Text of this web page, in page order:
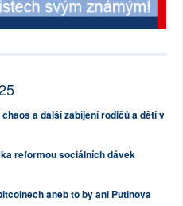
a další zabíjení rodičů a dětí v
reformou sociálních dávek
aneb to by ani Putinova